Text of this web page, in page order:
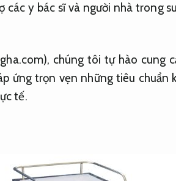
các y bác sĩ và người nhà trong
chúng tôi tự hào cung
ứng trọn vẹn những tiêu chuẩn
tế.